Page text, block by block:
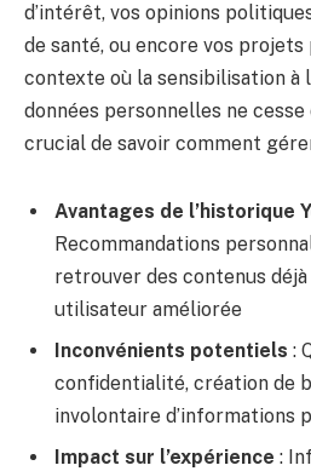
d’intérêt, vos opinions
de santé, ou encore vos projets
contexte où la sensibilisation à
données personnelles ne
crucial de savoir comment
Avantages de l’historique
Recommandations
retrouver des contenus
utilisateur améliorée
Inconvénients potentiels :
confidentialité, création de
involontaire d’informations
Impact sur l’expérience :